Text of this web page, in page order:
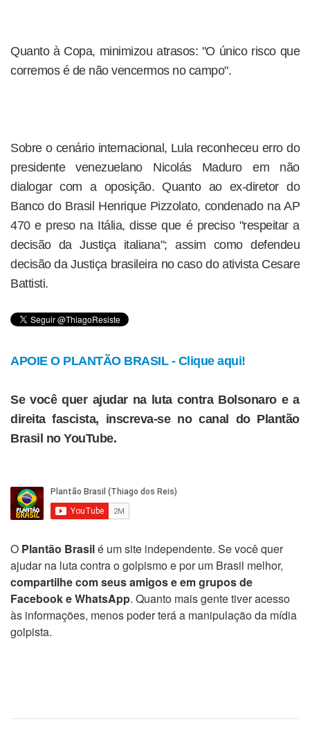
Quanto à Copa, minimizou atrasos: "O único risco que
corremos é de não vencermos no campo".
Sobre o cenário internacional, Lula reconheceu erro do
presidente venezuelano Nicolás Maduro em não
dialogar com a oposição. Quanto ao ex-diretor do
Banco do Brasil Henrique Pizzolato, condenado na AP
470 e preso na Itália, disse que é preciso "respeitar a
decisão da Justiça italiana"; assim como defendeu
decisão da Justiça brasileira no caso do ativista Cesare
Battisti.
APOIE O PLANTÃO BRASIL - Clique aqui!
Se você quer ajudar na luta contra Bolsonaro e a
direita fascista, inscreva-se no canal do Plantão
Brasil no YouTube.
O Plantão Brasilé um site independente. Se você quer
ajudar na luta contra o golpismo e por um Brasil melhor,
compartilhe com seus amigos e em grupos de
Facebook e WhatsApp. Quanto mais gente tiver acesso
às informações, menos poder terá a manipulação da mídia
golpista.